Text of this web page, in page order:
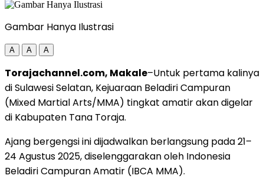
Gambar Hanya Ilustrasi
A A A
Torajachannel.com, Makale–Untuk pertama kalinya
di Sulawesi Selatan, Kejuaraan Beladiri Campuran
(Mixed Martial Arts/MMA) tingkat amatir akan digelar
di Kabupaten Tana Toraja.
Ajang bergengsi ini dijadwalkan berlangsung pada 21–
24 Agustus 2025, diselenggarakan oleh Indonesia
Beladiri Campuran Amatir (IBCA MMA).